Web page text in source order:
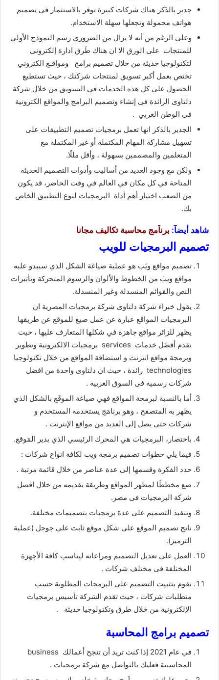
جدير بالذَكر هناك شركات كبيرة توفر بالاستثمار في تصميم
هواتف محمولة وتجعلها سهلة الاستخدام.
وعلى الرغم من أنه لا يزال من الضروري رسم النموذج الأولي
للمنتجات على الورق الا ان هناك طَرق ادارة إلكترونى
لتكنولوجيا حديثة من خلال تصميم برامج ومواقـع الكتروني
تختص بعمل أكبر تسويق لمنتجات شركتك ، حيث تستطيع
الحصول على كل هذه الخدمات فى التسويق من خلال شركة
دلتاوى الرائدة فى إنشاء وتصميم البرامج والمواقع الكترونية
فى الوطن العربي .
الجدير بالذكر انها تعمل برمجيات تصميم التطبيقات على
تسهيل مشاركة المهام المكتملة أو غير المكتملة مع
المتعلمين والمصممين بسهولة ، وأقل مللًا.
ولكن مع وجود العديد من أساليب وأدوات التصميم الحديثة
المتاحة في كل مكان في العالم في وقت الحاضر، قد يكون
من الصعب اختيار أهم أداة البرمجيات لنوع التطبيق الخاص
بك.
شاهد أيضآ: برناَمج محاسبة تكاليف مجانا
تصميم البرمجيات للويب
تصميم مواقع ويَب هو عملية صياغة الشكل الذي سيبدو عليه
مواقع ويبَ من الخطوط والألوان والرسوم المتحركة وتأثيرات
النص والقوائم المنسدلة وغير المنسدلة.
يقول خبراء شركة دلتاوى شركة برمجيات المصرية ان
البرمجيات المواقع عبارة عن عمل صيغ للموقع عن طريقها
يظهر للزائر مواقع جاهزة في شكلها المتعارف عليها ، حيث
نقدم أفضَل خدمات services برمجيات الالكترونية وتطوير
وبرمجة مواقع انترنت و استضافة المواقع من خلال تكنولوجيا
technologies رائدة ، حيث ان دلتاوى واحدة من افضل
شركات رسمية فى السوق العربية .
أما بالنسبة لبرمجة المواقع فهي صياغة الموقَع بالشكل الذي
يظهر به المتصفح ، وهو برنامَج يستخدمه المستخدم و
شركات حتى يصل إلى العديد من مواقع الإنترنت .
باختصار، البرمجيات هي المحرك الرئيسي الذي يدير المَوقع.
فيما يلي خطوات تصميم برمجة ويب لكافة انواع شركات :
حدد الفكرة وقسمها إلى عدة عناصر من خلال قائمة مرتبة .
ضع مخططًا لمظهر المواقع وطريقة تقديمه من خلال افضل
شركة البرمجيات فى مصر.
وتنفيذ التصميم على عدة برمجيات بتصميمات مختلفة.
ناتج تصميم الموقع على شكل موقع ثابت على جوجل (عملية
الترميز).
العمل على تعديل التصميم ومراعاته ليناسب كافة الأجهزة
المختلفة فى مختلف شركات .
نقوم بتثبيت التصميم على البرمجات المطلوبة حسب
متطلبات شركات ، حيث تقدم الشركة تأسيس برمجيات
الإلكترونية من خلال طرق وتكنولوجيا حديثة .
تصميم برامج المحاسبة
المحاسبية فعليك بالتواصل مع شركة برمجيات .